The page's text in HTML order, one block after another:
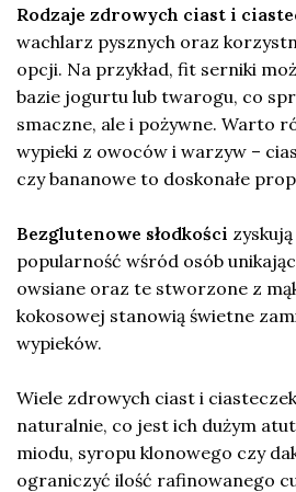
Rodzaje zdrowych ciast i
wachlarz pysznych oraz
opcji. Na przykład, fit serniki
bazie jogurtu lub twarogu, co
smaczne, ale i pożywne. Warto
wypieki z owoców i warzyw –
czy bananowe to doskonałe
Bezglutenowe słodkości
popularność wśród osób
owsiane oraz te stworzone z
kokosowej stanowią świetne
wypieków.
Wiele zdrowych ciast i
naturalnie, co jest ich dużym
miodu, syropu klonowego czy
ograniczyć ilość rafinowanego